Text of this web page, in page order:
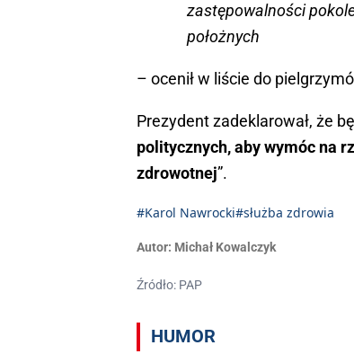
zastępowalności
położnych
– ocenił w liście do
Prezydent zadeklarował, że
politycznych, aby wymóc na
zdrowotnej”.
#Karol Nawrocki#służba zdrowia
Autor: Michał Kowalczyk
Źródło: PAP
HUMOR